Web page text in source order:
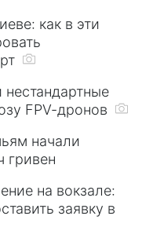
как в эти
FPV-дронов
начали
гривен
на вокзале:
заявку в